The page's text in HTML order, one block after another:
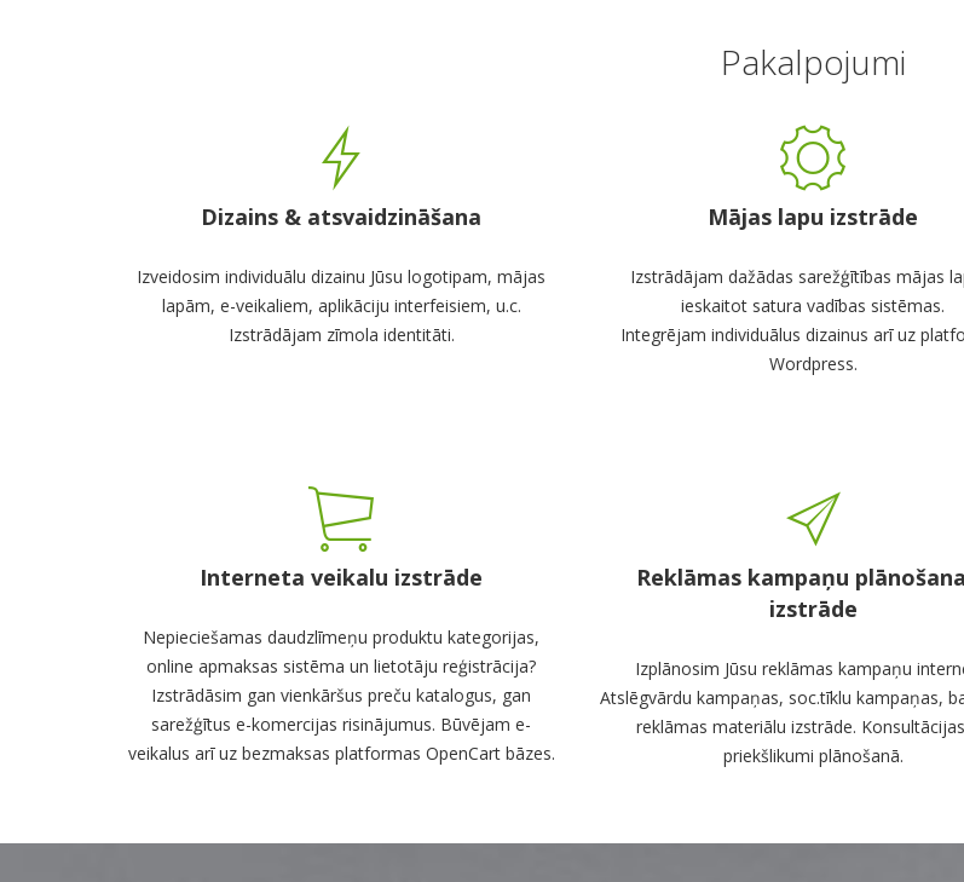
Pakalpojumi
Dizains & atsvaidzināšana
Izveidosim individuālu dizainu Jūsu logotipam, mājas
lapām, e-veikaliem, aplikāciju interfeisiem, u.c.
Izstrādājam zīmola identitāti.
Mājas lapu izstrāde
Izstrādājam dažādas sarežģītības mājas
ieskaitot satura vadības sistēmas.
Integrējam individuālus dizainus arī uz
Wordpress.
Interneta veikalu izstrāde
Nepieciešamas daudzlīmeņu produktu kategorijas,
online apmaksas sistēma un lietotāju reģistrācija?
Izstrādāsim gan vienkāršus preču katalogus, gan
sarežģītus e-komercijas risinājumus. Būvējam e-
veikalus arī uz bezmaksas platformas OpenCart bāzes.
Reklāmas kampaņu
izstrāde
Izplānosim Jūsu reklāmas kampaņu
Atslēgvārdu kampaņas, soc.tīklu kampaņas,
reklāmas materiālu izstrāde.
priekšlikumi plānošanā.